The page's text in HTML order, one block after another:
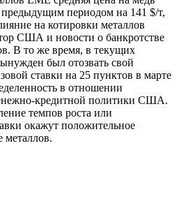
периодом на 141 $/т,
на котировки металлов
США и новости о банкротстве
В то же время, в текущих
был отозвать свой
ставки на 25 пунктов в марте
в отношении
кредитной политики США.
темпов роста или
окажут положительное
металлов.